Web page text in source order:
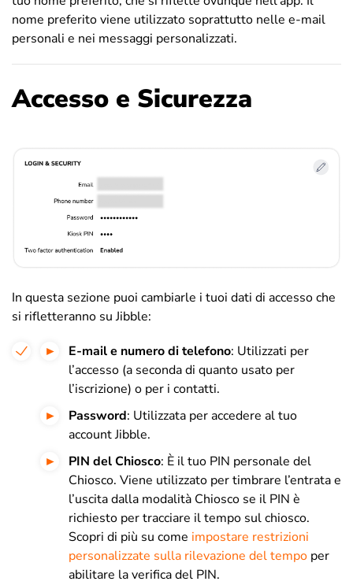
nome preferito viene utilizzato soprattutto nelle e-mail
personali e nei messaggi personalizzati.
Accesso e Sicurezza
In questa sezione puoi cambiarle i tuoi dati di accesso che
si rifletteranno su Jibble:
E-mail e numero di telefono: Utilizzati per
l’accesso (a seconda di quanto usato per
l’iscrizione) o per i contatti.
Password: Utilizzata per accedere al tuo
account Jibble.
PIN del Chiosco: È il tuo PIN personale del
Chiosco. Viene utilizzato per timbrare l’entrata e
l’uscita dalla modalità Chiosco se il PIN è
richiesto per tracciare il tempo sul chiosco.
Scopri di più su come impostare restrizioni
personalizzate sulla rilevazione del tempo per
abilitare la verifica del PIN.